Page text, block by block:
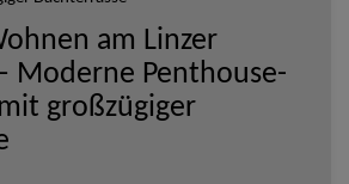
am Linzer
Moderne Penthouse-
großzügiger